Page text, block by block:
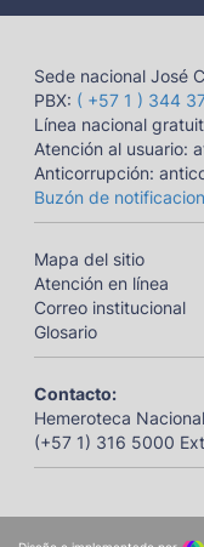
Sede nacional José
PBX: ( +57 1 ) 344
Línea nacional
Atención al usuario:
Anticorrupción:
Buzón de
Mapa del sitio
Atención en línea
Correo institucional
Glosario
Contacto:
Hemeroteca
(+57 1) 316 5000